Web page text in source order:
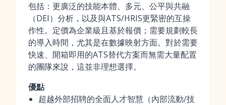
包括：更廣泛的技能本體、多元、公平與共融
（DEI）分析，以及與ATS/HRIS更緊密的互操
作性。定價為企業級且基於報價；需要規劃較長
的導入時間，尤其是在數據映射方面。對於需要
快速、開箱即用的ATS替代方案而無需大量配置
的團隊來說，這並非理想選擇。
優點
超越外部招聘的全面人才智慧（內部流動/技